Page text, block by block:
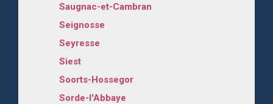
Saugnac-et-Cambran
Seignosse
Seyresse
Siest
Soorts-Hossegor
Sorde-l'Abbaye